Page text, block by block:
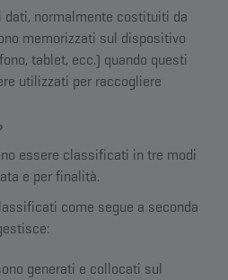
normalmente costituiti da
memorizzati sul dispositivo
tablet, ecc.) quando questi
utilizzati per raccogliere
essere classificati in tre modi
e per finalità.
come segue a seconda
generati e collocati sul